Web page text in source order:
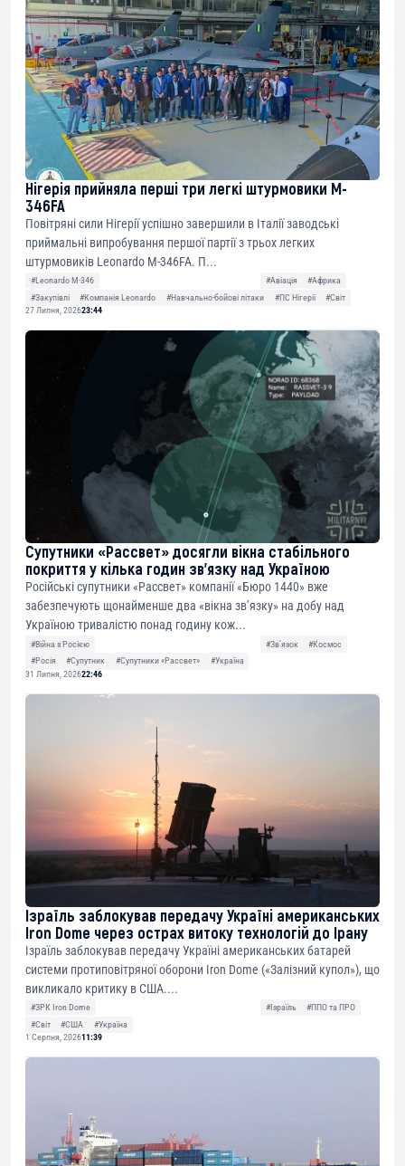
Нігерія прийняла перші три легкі штурмовики M-
346FA
Повітряні сили Нігерії успішно завершили в Італії заводські
приймальні випробування першої партії з трьох легких
штурмовиків Leonardo M-346FA. П...
#Leonardo M-346 #Авіація
#Африка
#Закупівлі
#Компанія Leonardo #Навчально-бойові літаки #ПС Нігерії
#Світ
27 Липня, 202623:44
Супутники «Рассвет» досягли вікна стабільного
покриття у кілька годин зв’язку над Україною
Російські супутники «Рассвет» компанії «Бюро 1440» вже
забезпечують щонайменше два «вікна зв’язку» на добу над
Україною тривалістю понад годину кож...
#Війна з Росією #Звʼязок
#Космос
#Росія
#Супутник #Супутники «Рассвет»
#Україна
31 Липня, 202622:46
Ізраїль заблокував передачу Україні американських
Iron Dome через острах витоку технологій до Ірану
Ізраїль заблокував передачу Україні американських батарей
системи протиповітряної оборони Iron Dome («Залізний купол»), що
викликало критику в США....
#ЗРК Iron Dome #Ізраїль
#ППО та ПРО
#Світ
#США
#Україна
1 Серпня, 202611:39